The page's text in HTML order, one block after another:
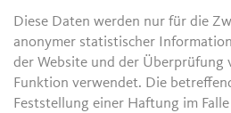
Diese Daten werden nur für die
anonymer statistischer
der Website und der Überprüfung
Funktion verwendet. Die
Feststellung einer Haftung im